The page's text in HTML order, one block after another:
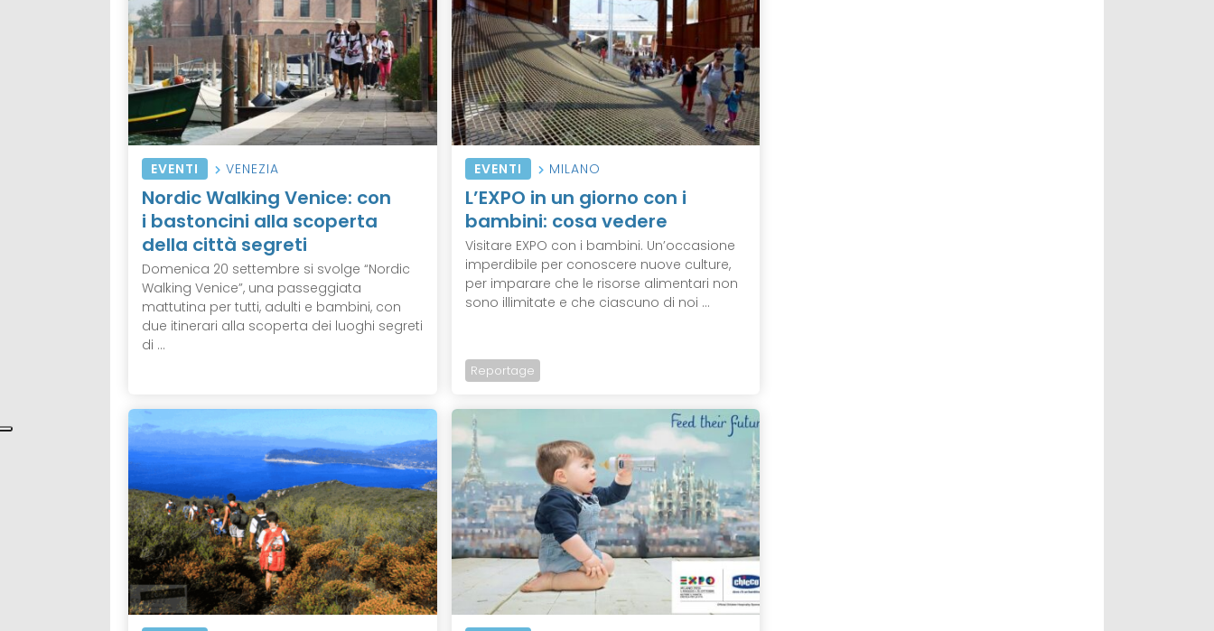
EVENTI VENEZIA
Nordic Walking Venice: con
i bastoncini alla scoperta
della città segreti
Domenica 20 settembre si svolge “Nordic
Walking Venice”, una passeggiata
mattutina per tutti, adulti e bambini, con
due itinerari alla scoperta dei luoghi segreti
di ...
EVENTI MILANO
L’EXPO in un giorno con i
bambini: cosa vedere
Visitare EXPO con i bambini. Un’occasione
imperdibile per conoscere nuove culture,
per imparare che le risorse alimentari non
sono illimitate e che ciascuno di noi ...
Reportage